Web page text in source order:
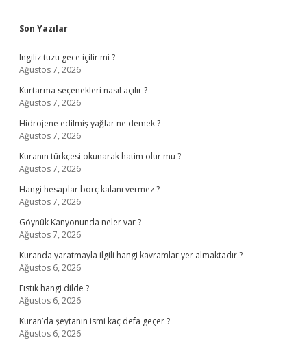
Sidebar
Son Yazılar
Ingiliz tuzu gece içilir mi ?
Ağustos 7, 2026
Kurtarma seçenekleri nasıl açılır ?
Ağustos 7, 2026
Hidrojene edilmiş yağlar ne demek ?
Ağustos 7, 2026
Kuranın türkçesi okunarak hatim olur mu ?
Ağustos 7, 2026
Hangi hesaplar borç kalanı vermez ?
Ağustos 7, 2026
Göynük Kanyonunda neler var ?
Ağustos 7, 2026
Kuranda yaratmayla ilgili hangi kavramlar yer almaktadır ?
Ağustos 6, 2026
Fıstık hangi dilde ?
Ağustos 6, 2026
Kuran’da şeytanın ismi kaç defa geçer ?
Ağustos 6, 2026